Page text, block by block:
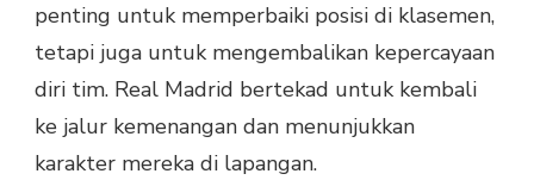
penting untuk memperbaiki posisi di klasemen,
tetapi juga untuk mengembalikan kepercayaan
diri tim. Real Madrid bertekad untuk kembali
ke jalur kemenangan dan menunjukkan
karakter mereka di lapangan.